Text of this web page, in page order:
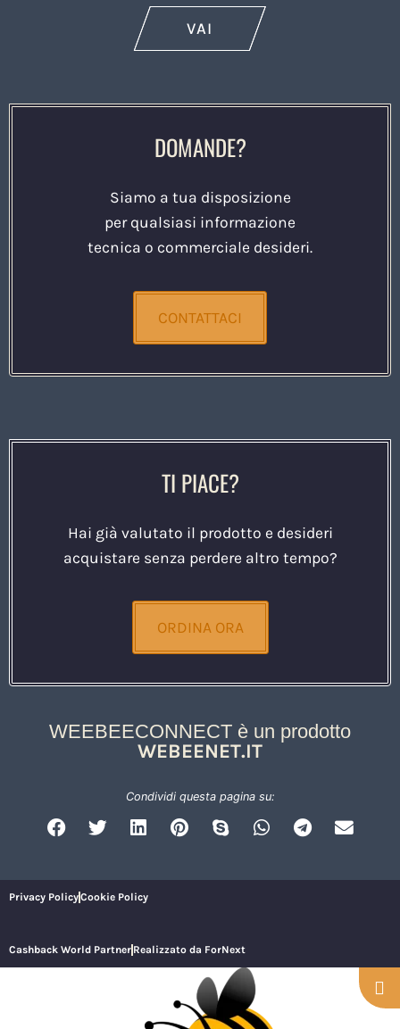
VAI
DOMANDE?
Siamo a tua disposizione
per qualsiasi informazione
tecnica o commerciale desideri.
CONTATTACI
TI PIACE?
Hai già valutato il prodotto e desideri
acquistare senza perdere altro tempo?
ORDINA ORA
WEEBEECONNECT è un prodotto
WEBEENET.IT
Condividi questa pagina su:
Privacy PolicyCookie Policy
Cashback World Partner Realizzato da ForNext